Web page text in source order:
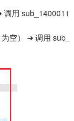
用 sub_1400011
空） ➜ 调用 sub_